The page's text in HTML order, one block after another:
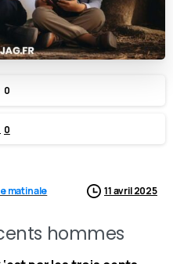
0
0
matinale 11 avril 2025
hommes